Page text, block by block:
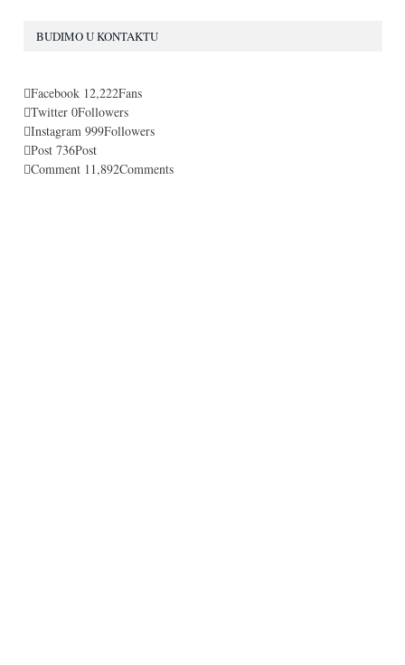
BUDIMO U KONTAKTU
Facebook 12,222Fans
Twitter 0Followers
Instagram 999Followers
Post 736Post
Comment 11,892Comments